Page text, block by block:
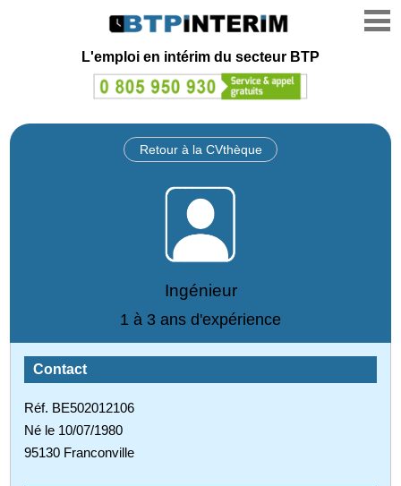
L'emploi en intérim du secteur BTP
Retour à la CVthèque
Ingénieur
1 à 3 ans d'expérience
Contact
Réf. BE502012106
Né le 10/07/1980
95130 Franconville